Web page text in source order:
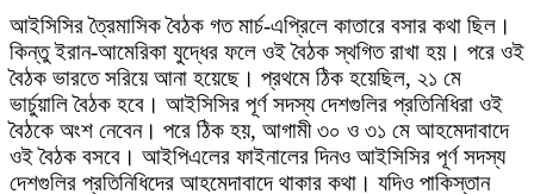
আইসিসির ত্রৈমাসিক বৈঠক গত মার্চ-এপ্রিলে কাতারে বসার কথা ছিল।
কিন্তু ইরান-আমেরিকা যুদ্ধের ফলে ওই বৈঠক স্থগিত রাখা হয়। পরে ওই
বৈঠক ভারতে সরিয়ে আনা হয়েছে। প্রথমে ঠিক হয়েছিল, ২১ মে
ভার্চুয়ালি বৈঠক হবে। আইসিসির পূর্ণ সদস্য দেশগুলির প্রতিনিধিরা ওই
বৈঠকে অংশ নেবেন। পরে ঠিক হয়, আগামী ৩০ ও ৩১ মে আহমেদাবাদে
ওই বৈঠক বসবে। আইপিএলের ফাইনালের দিনও আইসিসির পূর্ণ সদস্য
দেশগুলির প্রতিনিধিদের আহমেদাবাদে থাকার কথা। যদিও পাকিস্তান